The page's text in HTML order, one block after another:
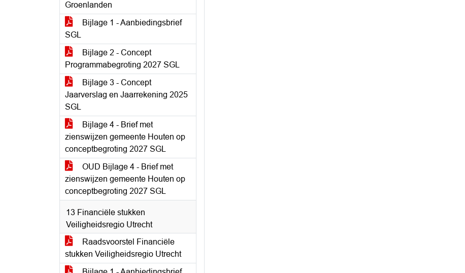
Groenlanden
Bijlage 1 - Aanbiedingsbrief
SGL
Bijlage 2 - Concept
Programmabegroting 2027 SGL
Bijlage 3 - Concept
Jaarverslag en Jaarrekening 2025
SGL
Bijlage 4 - Brief met
zienswijzen gemeente Houten op
conceptbegroting 2027 SGL
OUD Bijlage 4 - Brief met
zienswijzen gemeente Houten op
conceptbegroting 2027 SGL
13 Financiële stukken
Veiligheidsregio Utrecht
Raadsvoorstel Financiële
stukken Veiligheidsregio Utrecht